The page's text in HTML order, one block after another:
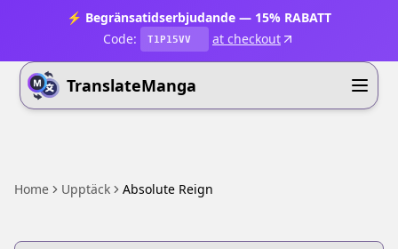
⚡ Begränsatidserbjudande — 15% RABATT
Code:
T1P15VV at checkout
TranslateManga
Home Upptäck Absolute Reign